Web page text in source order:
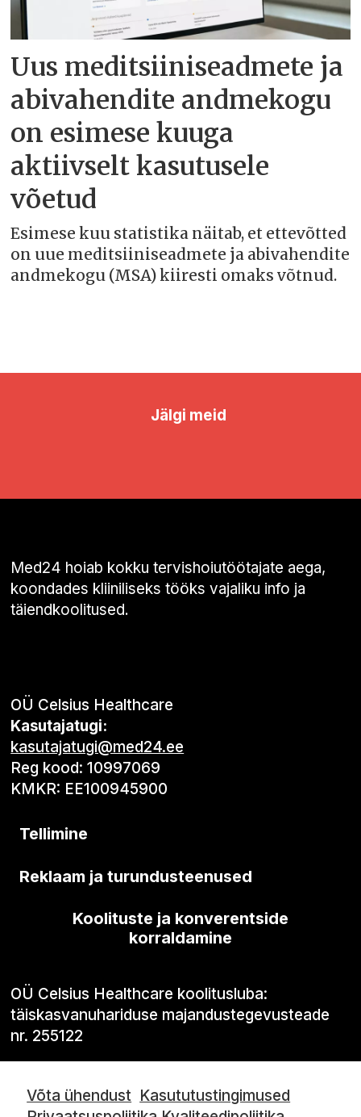
Uus meditsiiniseadmete ja
abivahendite andmekogu
on esimese kuuga
aktiivselt kasutusele
võetud
Esimese kuu statistika näitab, et ettevõtted
on uue meditsiiniseadmete ja abivahendite
andmekogu (MSA) kiiresti omaks võtnud.
Jälgi meid
Med24 hoiab kokku tervishoiutöötajate aega,
koondades kliiniliseks tööks vajaliku info ja
täiendkoolitused.
OÜ Celsius Healthcare
Kasutajatugi:
kasutajatugi@med24.ee
Reg kood: 10997069
KMKR: EE100945900
Tellimine
Reklaam ja turundusteenused
Koolituste ja konverentside
korraldamine
OÜ Celsius Healthcare koolitusluba:
täiskasvanuhariduse majandustegevusteade
nr. 255122
Võta ühendust Kasututustingimused